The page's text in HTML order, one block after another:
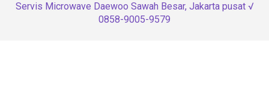
Servis Microwave Daewoo Sawah Besar, Jakarta pusat √
0858-9005-9579